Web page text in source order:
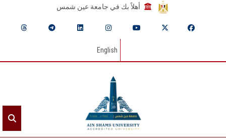
أهلاً بك في جامعة عين شمس
English